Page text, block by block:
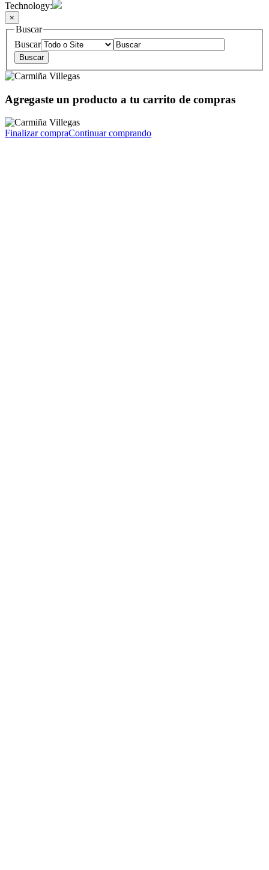
Technology:
×
Buscar
Buscar
Agregaste un producto a tu carrito de compras
Finalizar compraContinuar comprando